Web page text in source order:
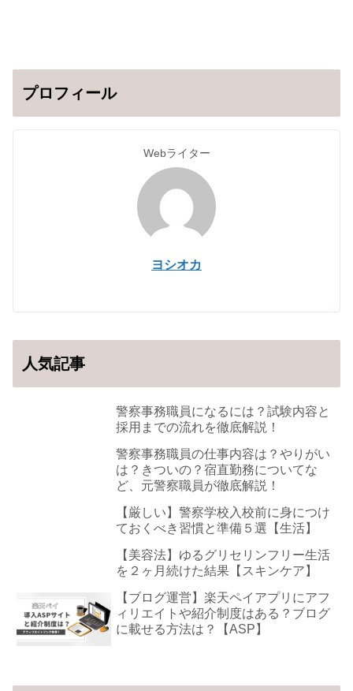
プロフィール
Webライター
ヨシオカ
人気記事
警察事務職員になるには？試験内容と
採用までの流れを徹底解説！
警察事務職員の仕事内容は？やりがい
は？きついの？宿直勤務についてな
ど、元警察職員が徹底解説！
【厳しい】警察学校入校前に身につけ
ておくべき習慣と準備５選【生活】
【美容法】ゆるグリセリンフリー生活
を２ヶ月続けた結果【スキンケア】
【ブログ運営】楽天ペイアプリにアフ
ィリエイトや紹介制度はある？ブログ
に載せる方法は？【ASP】